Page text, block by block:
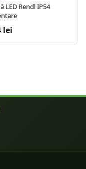
LED Rendl IP54
lei